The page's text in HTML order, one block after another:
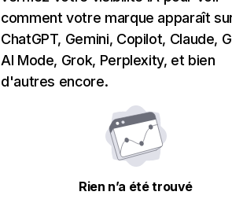
comment votre marque apparaît
ChatGPT, Gemini, Copilot, Claude,
AI Mode, Grok, Perplexity, et bien
d'autres encore.
Rien n’a été trouvé